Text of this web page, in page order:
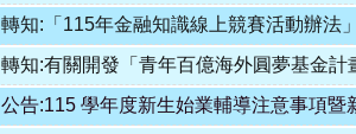
轉知:「115年金融知識線上競賽活動辦法
公告:115 學年度新生始業輔導注意事項暨